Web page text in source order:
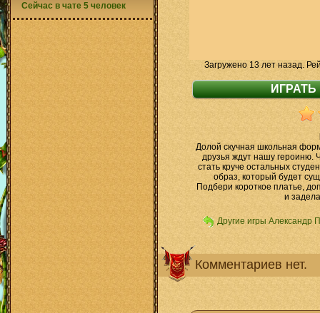
Загружено 13 лет назад.
Долой скучная школьная
друзья ждут нашу героиню.
стать круче остальных
образ, который будет
Подбери короткое платье,
и
Другие игры Александр
Комментариев нет.
Сейчас в чате 5 человек